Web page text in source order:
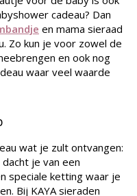
cadeau? Dan
en mama sieraad
Zo kun je voor zowel de
en ook nog
waar veel waarde
wat je zult ontvangen:
dacht je van een
speciale ketting waar je
Bij KAYA sieraden